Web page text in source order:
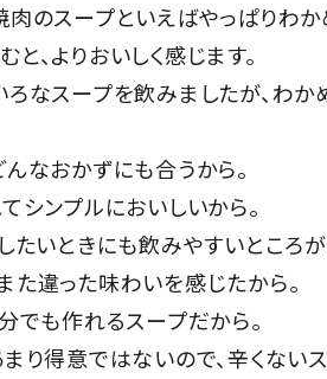
肉のスープといえばやっぱりわか
、よりおいしく感じます。
ろなスープを飲みましたが、わ
なおかずにも合うから。
シンプルにおいしいから。
たいときにも飲みやすいところが
た違った味わいを感じたから。
でも作れるスープだから。
り得意ではないので、辛くない